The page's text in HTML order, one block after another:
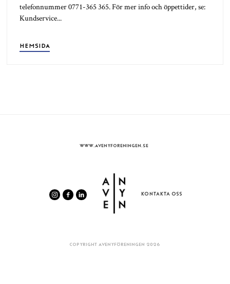
telefonnummer 0771-365 365. För mer info och öppettider, se:
Kundservice...
HEMSIDA
WWW.AVENYFORENINGEN.SE
KONTAKTA OSS
COPYRIGHT AVENYFÖRENINGEN 2026